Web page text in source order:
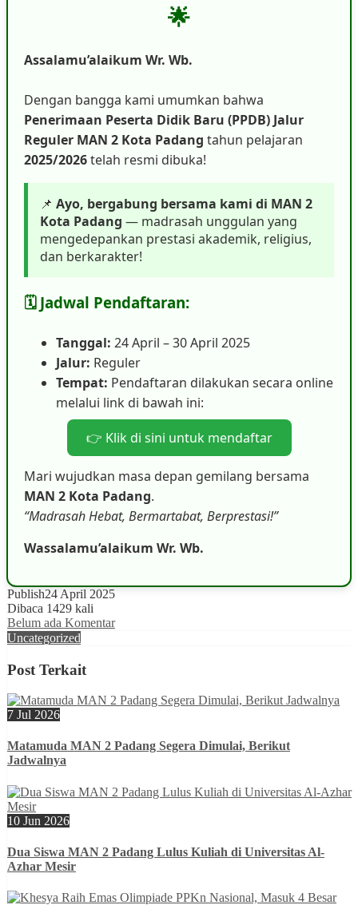
🌟
Assalamu’alaikum Wr. Wb.
Dengan bangga kami umumkan bahwa
Penerimaan Peserta Didik Baru (PPDB) Jalur
Reguler MAN 2 Kota Padang tahun pelajaran
2025/2026telah resmi dibuka!
📌 Ayo, bergabung bersama kami di MAN 2
Kota Padang — madrasah unggulan yang
mengedepankan prestasi akademik, religius,
dan berkarakter!
🗓️ Jadwal Pendaftaran:
Tanggal: 24 April – 30 April 2025
Jalur: Reguler
Tempat: Pendaftaran dilakukan secara online
melalui link di bawah ini:
👉 Klik di sini untuk mendaftar
Mari wujudkan masa depan gemilang bersama
MAN 2 Kota Padang.
“Madrasah Hebat, Bermartabat, Berprestasi!”
Wassalamu’alaikum Wr. Wb.
Publish24 April 2025
Dibaca 1429 kali
Belum ada Komentar
Uncategorized
Post Terkait
7 Jul 2026
Matamuda MAN 2 Padang Segera Dimulai, Berikut
Jadwalnya
10 Jun 2026
Dua Siswa MAN 2 Padang Lulus Kuliah di Universitas Al-
Azhar Mesir